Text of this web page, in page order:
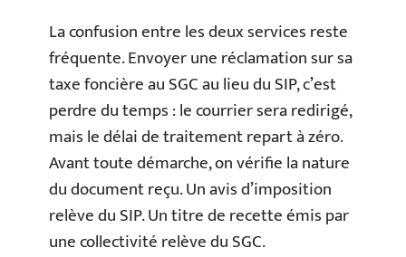
La confusion entre les deux services reste
fréquente. Envoyer une réclamation sur sa
taxe foncière au SGC au lieu du SIP, c’est
perdre du temps : le courrier sera redirigé,
mais le délai de traitement repart à zéro.
Avant toute démarche, on vérifie la nature
du document reçu. Un avis d’imposition
relève du SIP. Un titre de recette émis par
une collectivité relève du SGC.